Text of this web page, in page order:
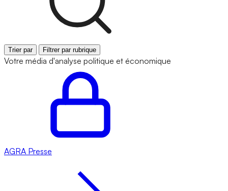
Trier par Filtrer par rubrique
Votre média d'analyse politique et économique
AGRA Presse